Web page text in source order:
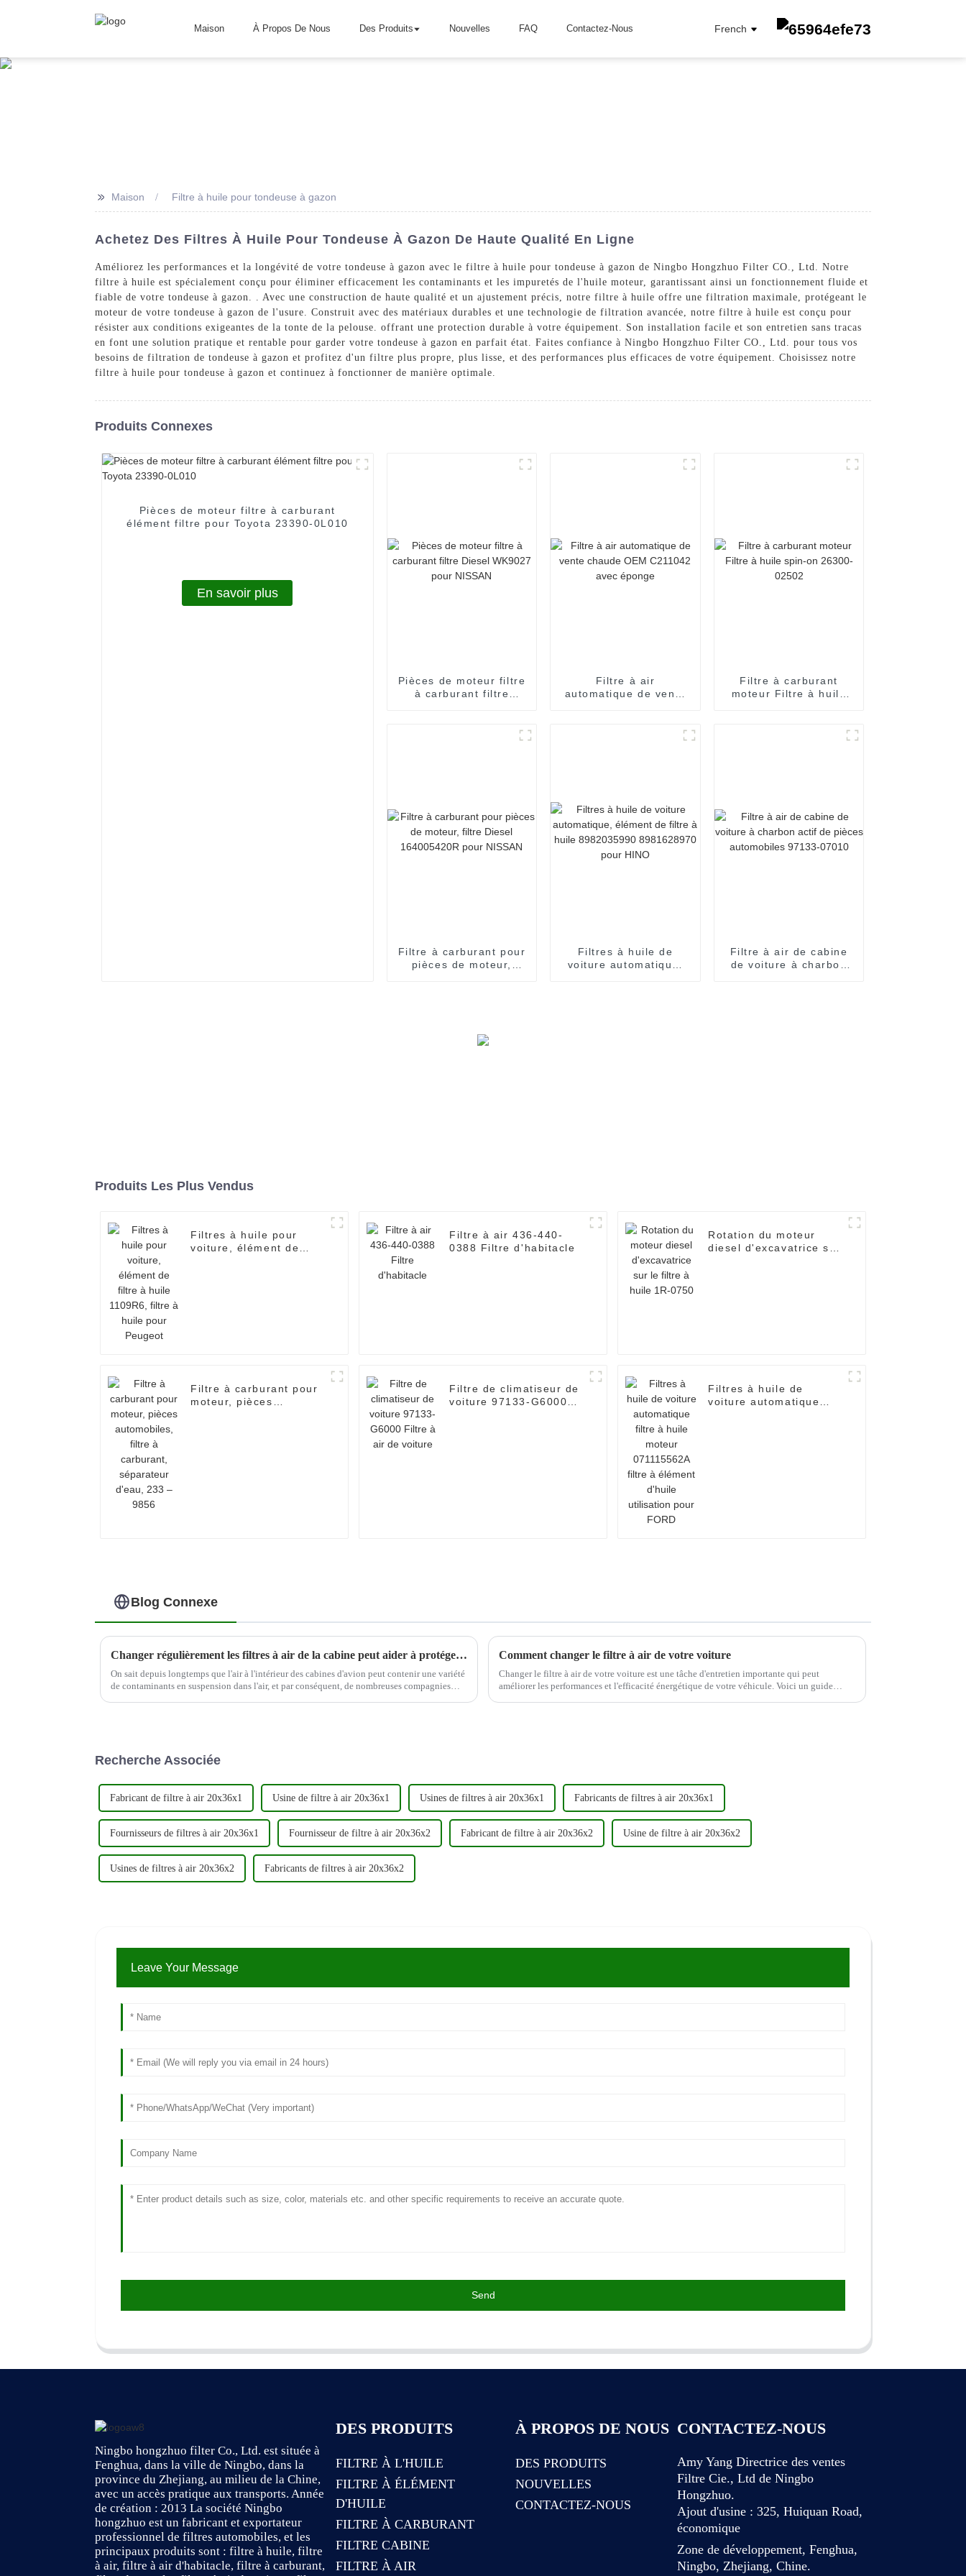
Maison À Propos De Nous Des Produits Nouvelles FAQ Contactez-Nous French
>> Maison Filtre à huile pour tondeuse à gazon
Achetez Des Filtres À Huile Pour Tondeuse À Gazon De Haute Qualité En Ligne
Améliorez les performances et la longévité de votre tondeuse à gazon avec le filtre à huile pour tondeuse à gazon de Ningbo Hongzhuo Filter CO., Ltd. Notre
filtre à huile est spécialement conçu pour éliminer efficacement les contaminants et les impuretés de l'huile moteur, garantissant ainsi un fonctionnement fluide et
fiable de votre tondeuse à gazon. . Avec une construction de haute qualité et un ajustement précis, notre filtre à huile offre une filtration maximale, protégeant le
moteur de votre tondeuse à gazon de l'usure. Construit avec des matériaux durables et une technologie de filtration avancée, notre filtre à huile est conçu pour
résister aux conditions exigeantes de la tonte de la pelouse. offrant une protection durable à votre équipement. Son installation facile et son entretien sans tracas
en font une solution pratique et rentable pour garder votre tondeuse à gazon en parfait état. Faites confiance à Ningbo Hongzhuo Filter CO., Ltd. pour tous vos
besoins de filtration de tondeuse à gazon et profitez d'un filtre plus propre, plus lisse, et des performances plus efficaces de votre équipement. Choisissez notre
filtre à huile pour tondeuse à gazon et continuez à fonctionner de manière optimale.
Produits Connexes
Pièces de moteur filtre à carburant
élément filtre pour Toyota 23390-0L010
En savoir plus
Pièces de moteur filtre
à carburant filtre
Filtre à air
automatique de vente
Filtre à carburant
moteur Filtre à huile
Filtre à carburant pour
pièces de moteur,
Filtres à huile de
voiture automatique,
Filtre à air de cabine
de voiture à charbon
Produits Les Plus Vendus
Filtres à huile pour
voiture, élément de
Filtre à air 436-440-
0388 Filtre d'habitacle
Rotation du moteur
diesel d'excavatrice sur
Filtre à carburant pour
moteur, pièces
Filtre de climatiseur de
voiture 97133-G6000
Filtres à huile de
voiture automatique
Blog Connexe
Changer régulièrement les filtres à air de la cabine peut aider à protéger la santé du conducteur
On sait depuis longtemps que l'air à l'intérieur des cabines d'avion peut contenir une variété
de contaminants en suspension dans l'air, et par conséquent, de nombreuses compagnies
Comment changer le filtre à air de votre voiture
Changer le filtre à air de votre voiture est une tâche d'entretien importante qui peut
améliorer les performances et l'efficacité énergétique de votre véhicule. Voici un guide
Recherche Associée
Fabricant de filtre à air 20x36x1 Usine de filtre à air 20x36x1 Usines de filtres à air 20x36x1 Fabricants de filtres à air 20x36x1
Fournisseurs de filtres à air 20x36x1 Fournisseur de filtre à air 20x36x2 Fabricant de filtre à air 20x36x2 Usine de filtre à air 20x36x2
Usines de filtres à air 20x36x2 Fabricants de filtres à air 20x36x2
Leave Your Message
Send
Ningbo hongzhuo filter Co., Ltd. est située à
Fenghua, dans la ville de Ningbo, dans la
province du Zhejiang, au milieu de la Chine,
avec un accès pratique aux transports. Année
de création : 2013 La société Ningbo
hongzhuo est un fabricant et exportateur
professionnel de filtres automobiles, et les
principaux produits sont : filtre à huile, filtre
à air, filtre à air d'habitacle, filtre à carburant,
DES PRODUITS
FILTRE À L'HUILE
FILTRE À ÉLÉMENT
D'HUILE
FILTRE À CARBURANT
FILTRE CABINE
FILTRE À AIR
À PROPOS DE NOUS
DES PRODUITS
NOUVELLES
CONTACTEZ-NOUS
CONTACTEZ-NOUS
Amy Yang Directrice des ventes
Filtre Cie., Ltd de Ningbo
Hongzhuo.
Ajout d'usine : 325, Huiquan Road,
économique
Zone de développement, Fenghua,
Ningbo, Zhejiang, Chine.